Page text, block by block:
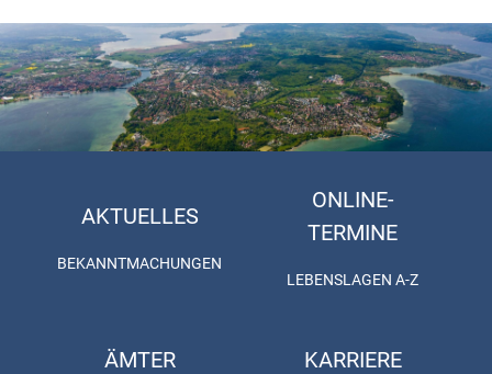
AKTUELLES
BEKANNTMACHUNGEN
ONLINE-
TERMINE
LEBENSLAGEN A-Z
ÄMTER KARRIERE